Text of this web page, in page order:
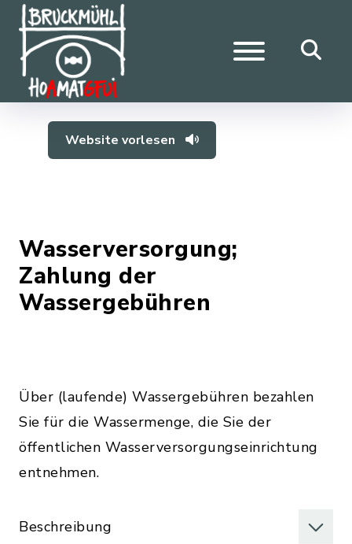
Website vorlesen
Wasserversorgung;
Zahlung der
Wassergebühren
Über (laufende) Wassergebühren bezahlen
Sie für die Wassermenge, die Sie der
öffentlichen Wasserversorgungseinrichtung
entnehmen.
Beschreibung